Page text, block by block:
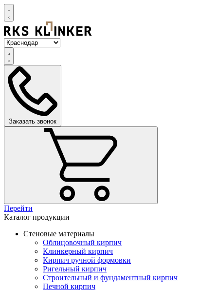
Заказать звонок
Перейти
Каталог продукции
Стеновые материалы
Облицовочный кирпич
Клинкерный кирпич
Кирпич ручной формовки
Ригельный кирпич
Строительный и фундаментный кирпич
Печной кирпич